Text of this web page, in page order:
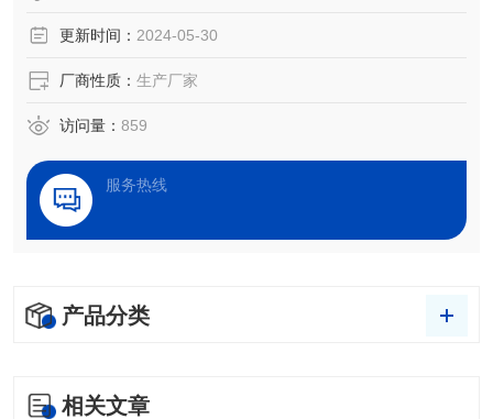
更新时间： 2024-05-30
厂商性质： 生产厂家
访问量： 859
服务热线
产品分类
相关文章